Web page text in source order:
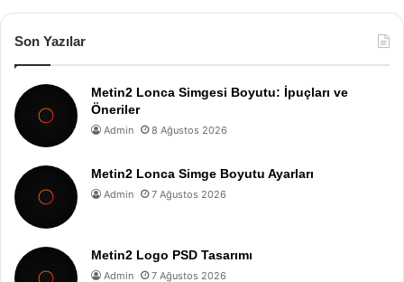
Son Yazılar
Metin2 Lonca Simgesi Boyutu: İpuçları ve
Öneriler
Admin 8 Ağustos 2026
Metin2 Lonca Simge Boyutu Ayarları
Admin 7 Ağustos 2026
Metin2 Logo PSD Tasarımı
Admin 7 Ağustos 2026